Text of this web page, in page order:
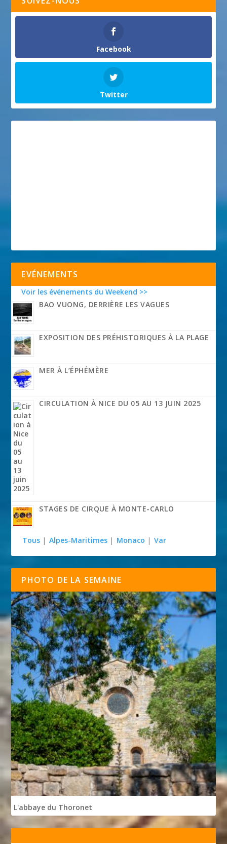
Facebook
Twitter
EVÉNEMENTS
Voir les événements du Weekend >>
BAO VUONG, DERRIÈRE LES VAGUES
EXPOSITION DES PRÉHISTORIQUES À LA PLAGE
MER À L’ÉPHÉMÈRE
CIRCULATION À NICE DU 05 AU 13 JUIN 2025
STAGES DE CIRQUE À MONTE-CARLO
Tous | Alpes-Maritimes | Monaco | Var
PHOTO DE LA SEMAINE
L'abbaye du Thoronet